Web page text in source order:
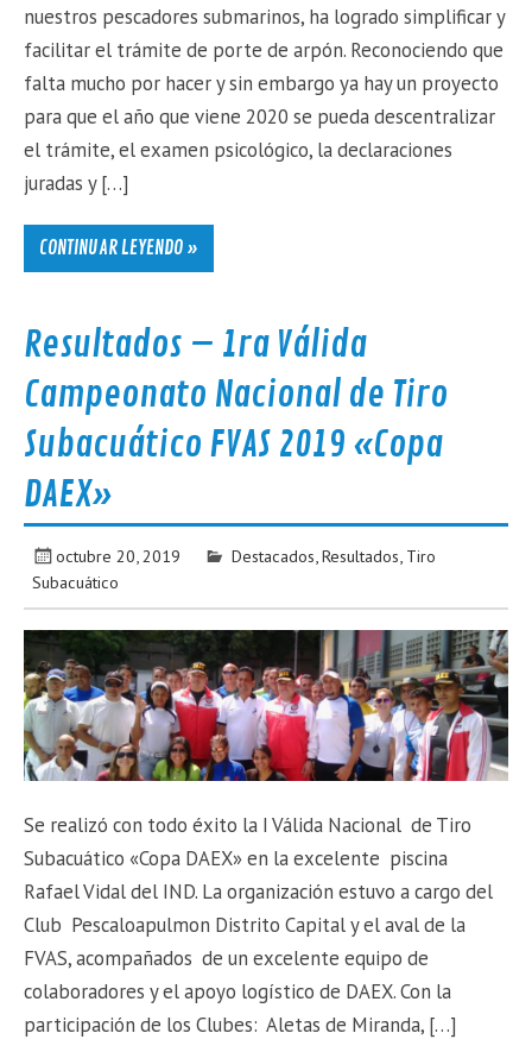
nuestros pescadores submarinos, ha logrado simplificar y
facilitar el trámite de porte de arpón. Reconociendo que
falta mucho por hacer y sin embargo ya hay un proyecto
para que el año que viene 2020 se pueda descentralizar
el trámite, el examen psicológico, la declaraciones
juradas y […]
CONTINUAR LEYENDO »
Resultados – 1ra Válida
Campeonato Nacional de Tiro
Subacuático FVAS 2019 «Copa
DAEX»
octubre 20, 2019 Destacados,Resultados, Tiro
Subacuático
Se realizó con todo éxito la I Válida Nacional de Tiro
Subacuático «Copa DAEX» en la excelente piscina
Rafael Vidal del IND. La organización estuvo a cargo del
Club Pescaloapulmon Distrito Capital y el aval de la
FVAS, acompañados de un excelente equipo de
colaboradores y el apoyo logístico de DAEX. Con la
participación de los Clubes: Aletas de Miranda, […]